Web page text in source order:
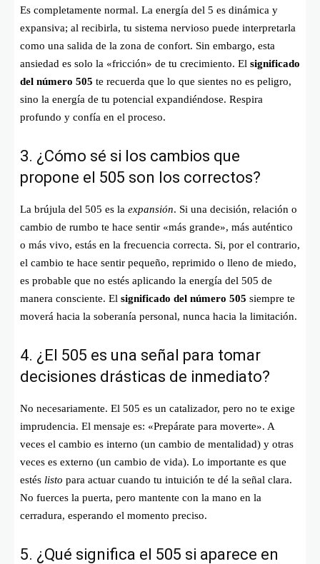
Es completamente normal. La energía del 5 es dinámica y
expansiva; al recibirla, tu sistema nervioso puede interpretarla
como una salida de la zona de confort. Sin embargo, esta
ansiedad es solo la «fricción» de tu crecimiento. El significado
del número 505 te recuerda que lo que sientes no es peligro,
sino la energía de tu potencial expandiéndose. Respira
profundo y confía en el proceso.
3. ¿Cómo sé si los cambios que
propone el 505 son los correctos?
La brújula del 505 es la expansión. Si una decisión, relación o
cambio de rumbo te hace sentir «más grande», más auténtico
o más vivo, estás en la frecuencia correcta. Si, por el contrario,
el cambio te hace sentir pequeño, reprimido o lleno de miedo,
es probable que no estés aplicando la energía del 505 de
manera consciente. El significado del número 505 siempre te
moverá hacia la soberanía personal, nunca hacia la limitación.
4. ¿El 505 es una señal para tomar
decisiones drásticas de inmediato?
No necesariamente. El 505 es un catalizador, pero no te exige
imprudencia. El mensaje es: «Prepárate para moverte». A
veces el cambio es interno (un cambio de mentalidad) y otras
veces es externo (un cambio de vida). Lo importante es que
estés listo para actuar cuando tu intuición te dé la señal clara.
No fuerces la puerta, pero mantente con la mano en la
cerradura, esperando el momento preciso.
5. ¿Qué significa el 505 si aparece en